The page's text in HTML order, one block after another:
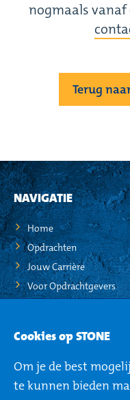
Cookies op STONE
Om je de best
te kunnen bieden
nogmaals vanaf
Terug
NAVIGATIE
Home
Opdrachten
Jouw Carrière
Voor Opdrachtgevers
STO-NEWS
Mijn STONE
Privacy